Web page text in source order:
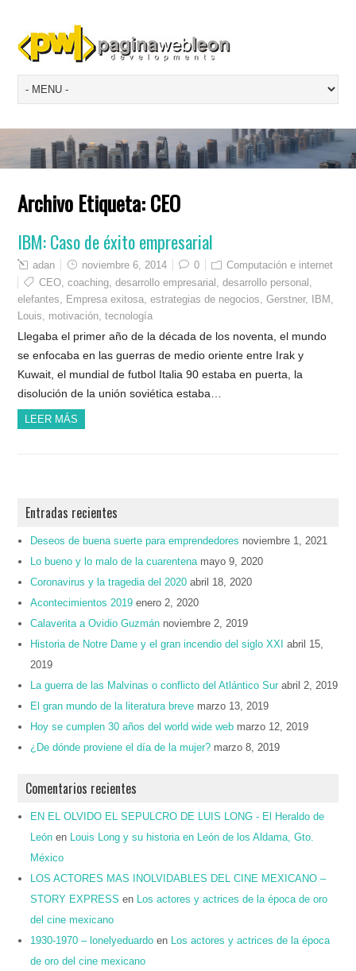
Archivo Etiqueta:CEO
IBM: Caso de éxito empresarial
adan noviembre 6, 2014 0
Computación e internet
CEO ,coaching ,desarrollo empresarial ,desarrollo personal
elefantes
Empresa exitosa ,estrategias de negocios ,Gerstner, IBM
Louis
motivación ,tecnología
Llegaba el primer año de la década de los noventa, el mundo
se enfocaba en las guerras de medio oriente entre Irak y
Kuwait, el mundial de futbol Italia 90 estaba en puerta, la
disolución de la unión soviética estaba…
LEER MÁS
Entradas recientes
Deseos de buena suerte para emprendedores noviembre 1, 2021
Lo bueno y lo malo de la cuarentena mayo 9, 2020
Coronavirus y la tragedia del 2020 abril 18, 2020
Acontecimientos 2019 enero 2, 2020
Calaverita a Ovidio Guzmán noviembre 2, 2019
Historia de Notre Dame y el gran incendio del siglo XXI
abril 15,
2019
La guerra de las Malvinas o conflicto del Atlántico Sur abril 2, 2019
El gran mundo de la literatura breve marzo 13, 2019
Hoy se cumplen 30 años del world wide web marzo 12, 2019
¿De dónde proviene el día de la mujer? marzo 8, 2019
Comentarios recientes
EN EL OLVIDO EL SEPULCRO DE LUIS LONG - El Heraldo de
León en
Louis Long y su historia en León de los Aldama, Gto.
México
LOS ACTORES MAS INOLVIDABLES DEL CINE MEXICANO –
STORY EXPRESS en
Los actores y actrices de la época de oro
del cine mexicano
1930-1970 – lonelyeduardo en
Los actores y actrices de la época
de oro del cine mexicano